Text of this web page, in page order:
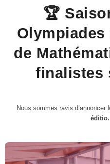
🏆
Olympiades
de
finalistes
Nous sommes ravis d’annoncer